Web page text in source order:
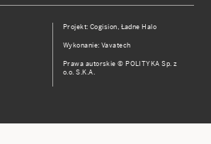
Projekt:Cogision, Ładne Halo
Wykonanie: Vavatech
Prawa autorskie © POLITYKA Sp. z
o.o. S.K.A.